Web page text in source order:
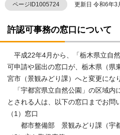
ページID1005724 更新日 令和6年3
許認可事務の窓口について
平成22年4月から、「栃木県立自
可申請や届出の窓口が、栃木県（県
宮市（景観みどり課）へと変更にな
「宇都宮県立自然公園」の区域内
とされる人は、以下の窓口までお問
（1）窓口
都市整備部 景観みどり課（宇都